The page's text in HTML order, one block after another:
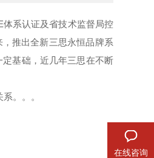
系认证及省技术监督局控
推出全新三思永恒品牌系
基础，近几年三思在不断
。。。
在线咨询